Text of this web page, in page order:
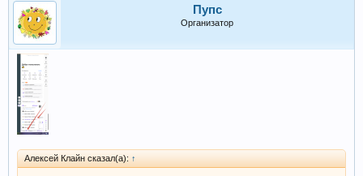
пишет посты под заданный запрос.
Пыталась по аналогии создать подобного агента в платном
GPT, проанализировав тексты Моники. Увы, всё равно не то
получается. Что-то в ней "зашито" еще...
Пупс
Организатор
Алексей Клайн сказал(а): ↑